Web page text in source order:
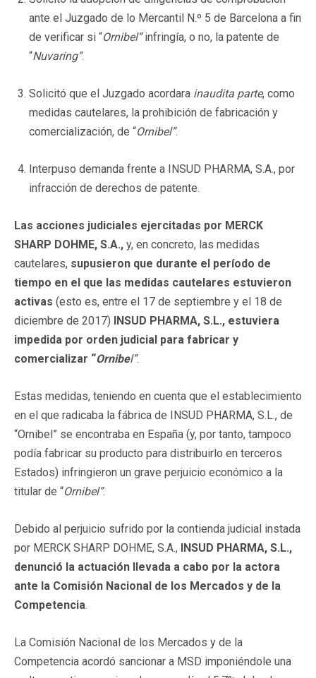
ante el Juzgado de lo Mercantil N.º 5 de Barcelona a fin
de verificar si “Ornibel”infringía, o no, la patente de
“Nuvaring”.
Solicitó que el Juzgado acordara inaudita parte, como
medidas cautelares, la prohibición de fabricación y
comercialización, de “Ornibel”.
Interpuso demanda frente a INSUD PHARMA, S.A., por
infracción de derechos de patente.
Las acciones judiciales ejercitadas por MERCK
SHARP DOHME, S.A., y, en concreto, las medidas
cautelares, supusieron que durante el período de
tiempo en el que las medidas cautelares estuvieron
activas (esto es, entre el 17 de septiembre y el 18 de
diciembre de 2017) INSUD PHARMA, S.L., estuviera
impedida por orden judicial para fabricar y
comercializar “Ornibel”.
Estas medidas, teniendo en cuenta que el establecimiento
en el que radicaba la fábrica de INSUD PHARMA, S.L., de
“Ornibel” se encontraba en España (y, por tanto, tampoco
podía fabricar su producto para distribuirlo en terceros
Estados) infringieron un grave perjuicio económico a la
titular de “Ornibel”.
Debido al perjuicio sufrido por la contienda judicial instada
por MERCK SHARP DOHME, S.A., INSUD PHARMA, S.L.,
denunció la actuación llevada a cabo por la actora
ante la Comisión Nacional de los Mercados y de la
Competencia.
La Comisión Nacional de los Mercados y de la
Competencia acordó sancionar a MSD imponiéndole una